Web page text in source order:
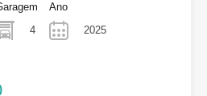
4
Ano
2025